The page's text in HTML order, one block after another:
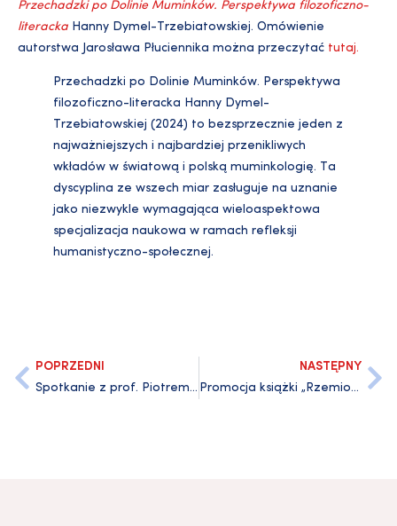
Przechadzki po Dolinie Muminków. Perspektywa filozoficzno-
literacka Hanny Dymel-Trzebiatowskiej. Omówienie
autorstwa Jarosława Płuciennika można przeczytać tutaj.
Przechadzki po Dolinie Muminków. Perspektywa
filozoficzno-literacka Hanny Dymel-
Trzebiatowskiej (2024) to bezsprzecznie jeden z
najważniejszych i najbardziej przenikliwych
wkładów w światową i polską muminkologię. Ta
dyscyplina ze wszech miar zasługuje na uznanie
jako niezwykle wymagająca wieloaspektowa
specjalizacja naukowa w ramach refleksji
humanistyczno-społecznej.
POPRZEDNI
Spotkanie z prof. Piotrem Bojarskim wokół „Notatnika z niepamięci”
NASTĘPNY
Promocja książki „Rzemiosło miejskie w Malborku do 1626 roku”